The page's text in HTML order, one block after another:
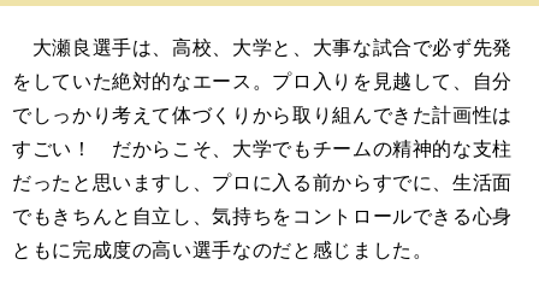
バ
大瀬良選手は、高校、大学と、大事な試合で必ず先発
をしていた絶対的なエース。プロ入りを見越して、自分
でしっかり考えて体づくりから取り組んできた計画性は
すごい！ だからこそ、大学でもチームの精神的な支柱
だったと思いますし、プロに入る前からすでに、生活面
でもきちんと自立し、気持ちをコントロールできる心身
ともに完成度の高い選手なのだと感じました。